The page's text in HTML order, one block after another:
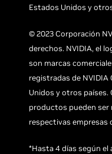
Estados Unidos y
© 2023 Corporación
derechos. NVIDIA, el
son marcas
registradas de
Unidos y otros países.
productos pueden ser
respectivas empresas
*Hasta 4 días según